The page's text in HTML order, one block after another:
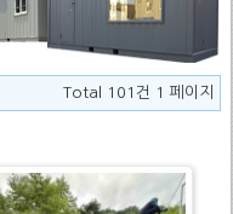
Total 101건 1 페이지